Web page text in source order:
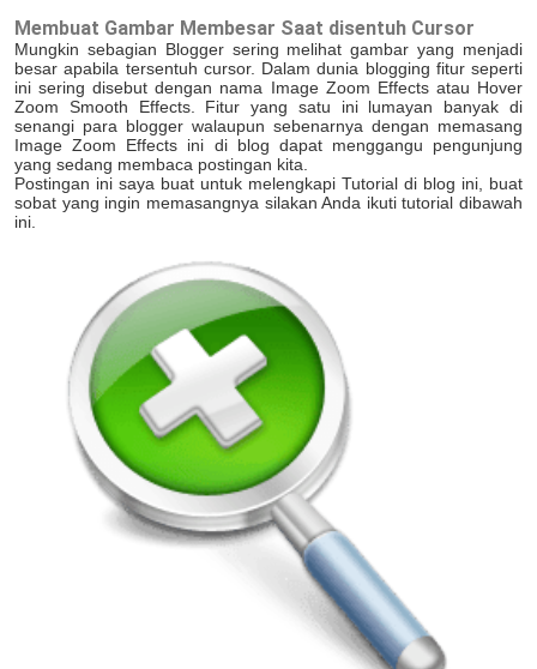
Membuat Gambar Membesar Saat disentuh Cursor
Mungkin sebagian Blogger sering melihat gambar yang menjadi
besar apabila tersentuh cursor. Dalam dunia blogging fitur seperti
ini sering disebut dengan nama Image Zoom Effects atau Hover
Zoom Smooth Effects. Fitur yang satu ini lumayan banyak di
senangi para blogger walaupun sebenarnya dengan memasang
Image Zoom Effects ini di blog dapat menggangu pengunjung
yang sedang membaca postingan kita.
Postingan ini saya buat untuk melengkapi Tutorial di blog ini, buat
sobat yang ingin memasangnya silakan Anda ikuti tutorial dibawah
ini.